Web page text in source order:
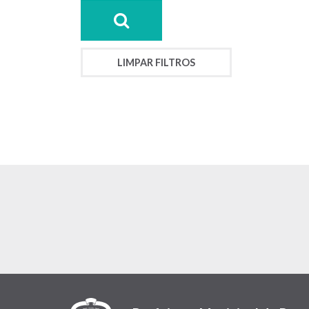
LIMPAR FILTROS